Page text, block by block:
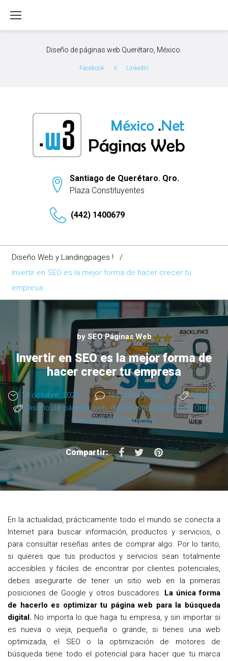
i
Diseño de páginas web Querétaro, México.
Facebook X LinkedIn
Santiago de Querétaro. Qro.
Plaza Constituyentes
(442) 1400679
Diseño Web y Landingpages !
/
Invertir en SEO es la mejor forma de hacer crecer tu
empresa
by SEO Páginas Web
Invertir en SEO es la mejor forma de
hacer crecer tu empresa
19 octubre, 2020 No comment(s)
Noticias
Diseño de páginas web, diseño web responsive,Online
Services,SEO Servicios
Compartir:
F
c
o
o
k
w
i
t
e
r
P
i
n
e
r
e
s
t
En la actualidad, prácticamente todo el mundo se conecta a
Internet para buscar información, productos y servicios, o
para consultar reseñas antes de comprar algo. Por lo tanto,
si quieres que tus productos y servicios sean totalmente
accesibles y fáciles de encontrar por clientes potenciales,
debes asegurarte de tener un sitio web en la primeras
posiciones de Google y otros buscadores. La única forma
de hacerlo es optimizar tu página web para la búsqueda
digital. No importa lo que haga tu empresa, y sin importar si
es nueva o vieja, pequeña o grande, si tienes una web
optimizada, el SEO o la optimización de motores de
búsqueda tiene todo el potencial para hacer que tu marca